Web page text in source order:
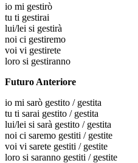
io mi gestirò
tu ti gestirai
lui/lei si gestirà
noi ci gestiremo
voi vi gestirete
loro si gestiranno
Futuro Anteriore
io mi sarò gestito / gestita
tu ti sarai gestito / gestita
lui/lei si sarà gestito / gestita
noi ci saremo gestiti / gestite
voi vi sarete gestiti / gestite
loro si saranno gestiti / gestite